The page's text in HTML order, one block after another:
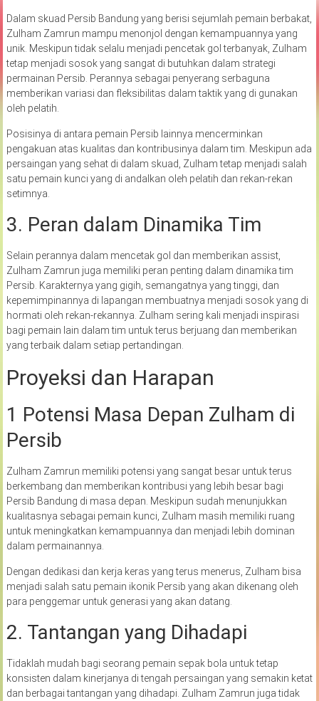
Dalam skuad Persib Bandung yang berisi sejumlah pemain berbakat,
Zulham Zamrun mampu menonjol dengan kemampuannya yang
unik. Meskipun tidak selalu menjadi pencetak gol terbanyak, Zulham
tetap menjadi sosok yang sangat di butuhkan dalam strategi
permainan Persib. Perannya sebagai penyerang serbaguna
memberikan variasi dan fleksibilitas dalam taktik yang di gunakan
oleh pelatih.
Posisinya di antara pemain Persib lainnya mencerminkan
pengakuan atas kualitas dan kontribusinya dalam tim. Meskipun ada
persaingan yang sehat di dalam skuad, Zulham tetap menjadi salah
satu pemain kunci yang di andalkan oleh pelatih dan rekan-rekan
setimnya.
3. Peran dalam Dinamika Tim
Selain perannya dalam mencetak gol dan memberikan assist,
Zulham Zamrun juga memiliki peran penting dalam dinamika tim
Persib. Karakternya yang gigih, semangatnya yang tinggi, dan
kepemimpinannya di lapangan membuatnya menjadi sosok yang di
hormati oleh rekan-rekannya. Zulham sering kali menjadi inspirasi
bagi pemain lain dalam tim untuk terus berjuang dan memberikan
yang terbaik dalam setiap pertandingan.
Proyeksi dan Harapan
1 Potensi Masa Depan Zulham di
Persib
Zulham Zamrun memiliki potensi yang sangat besar untuk terus
berkembang dan memberikan kontribusi yang lebih besar bagi
Persib Bandung di masa depan. Meskipun sudah menunjukkan
kualitasnya sebagai pemain kunci, Zulham masih memiliki ruang
untuk meningkatkan kemampuannya dan menjadi lebih dominan
dalam permainannya.
Dengan dedikasi dan kerja keras yang terus menerus, Zulham bisa
menjadi salah satu pemain ikonik Persib yang akan dikenang oleh
para penggemar untuk generasi yang akan datang.
2. Tantangan yang Dihadapi
Tidaklah mudah bagi seorang pemain sepak bola untuk tetap
konsisten dalam kinerjanya di tengah persaingan yang semakin ketat
dan berbagai tantangan yang dihadapi. Zulham Zamrun juga tidak